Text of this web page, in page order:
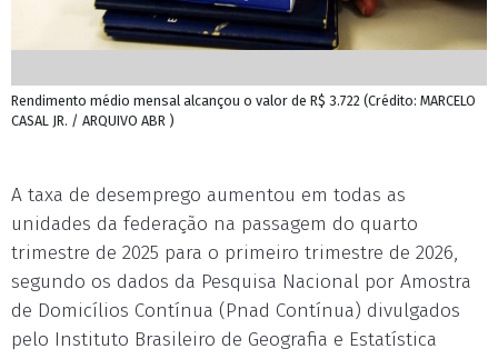
Rendimento médio mensal alcançou o valor de R$ 3.722 (Crédito: MARCELO
CASAL JR. / ARQUIVO ABR )
A taxa de desemprego aumentou em todas as
unidades da federação na passagem do quarto
trimestre de 2025 para o primeiro trimestre de 2026,
segundo os dados da Pesquisa Nacional por Amostra
de Domicílios Contínua (Pnad Contínua) divulgados
pelo Instituto Brasileiro de Geografia e Estatística